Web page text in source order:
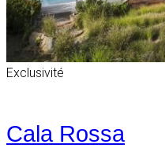
Exclusivité
Cala Rossa